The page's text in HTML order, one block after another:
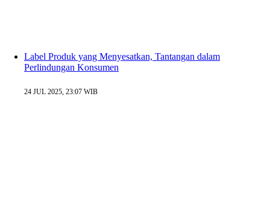
Label Produk yang Menyesatkan, Tantangan dalam
Perlindungan Konsumen
24 JUL 2025, 23:07 WIB